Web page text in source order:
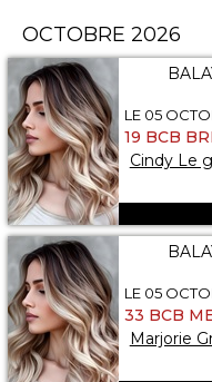
OCTOBRE 2026
LE 05
19 BCB
Cindy Le
LE 05
33 BCB
Marjorie